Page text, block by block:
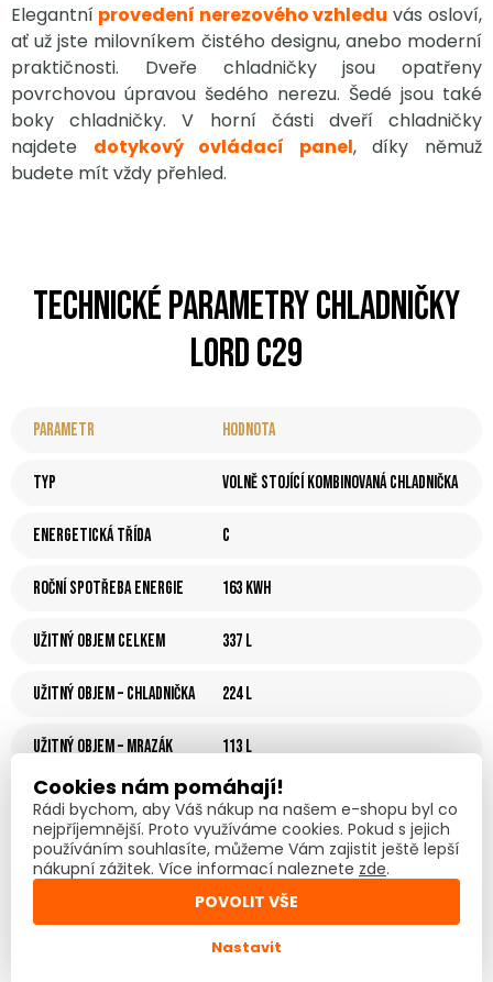
Elegantní provedení nerezového vzhledu vás osloví,
ať už jste milovníkem čistého designu, anebo moderní
praktičnosti. Dveře chladničky jsou opatřeny
povrchovou úpravou šedého nerezu. Šedé jsou také
boky chladničky. V horní části dveří chladničky
najdete dotykový ovládací panel, díky němuž
budete mít vždy přehled.
Technické parametry chladničky
LORD C29
Parametr Hodnota
Typ Volně stojící kombinovaná chladnička
Energetická třída C
Roční spotřeba energie 163 kWh
Užitný objem celkem 337 l
Užitný objem – chladnička 224 l
Užitný objem – mrazák 113 l
Automatické odmrazování Ano
Multi-Flow Air Tower Ano
Ano
39 dB
Cookies nám pomáhají!
Rádi bychom, aby Váš nákup na našem e-shopu byl co
nejpříjemnější. Proto využíváme cookies. Pokud s jejich
používáním souhlasíte, můžeme Vám zajistit ještě lepší
nákupní zážitek. Více informací naleznete zde.
Nastavit
POVOLIT VŠE